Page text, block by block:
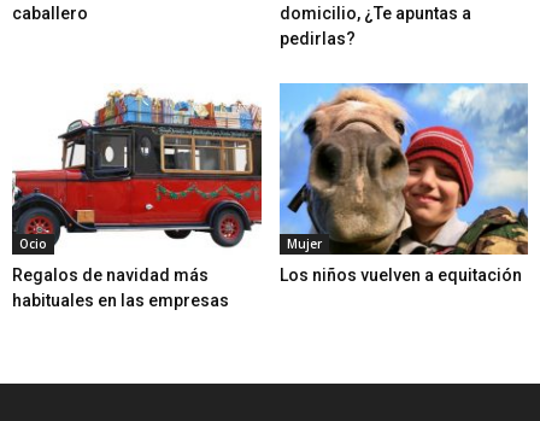
caballero
domicilio, ¿Te apuntas a
pedirlas?
Ocio
Regalos de navidad más
habituales en las empresas
Mujer
Los niños vuelven a equitación